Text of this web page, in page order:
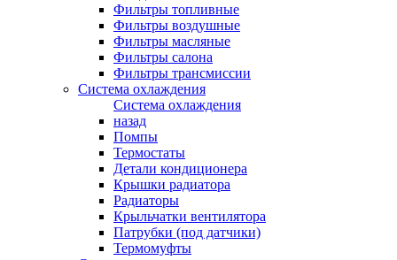
Фильтры топливные
Фильтры воздушные
Фильтры масляные
Фильтры салона
Фильтры трансмиссии
Система охлаждения
Система охлаждения
назад
Помпы
Термостаты
Детали кондиционера
Крышки радиатора
Радиаторы
Крыльчатки вентилятора
Патрубки (под датчики)
Термомуфты